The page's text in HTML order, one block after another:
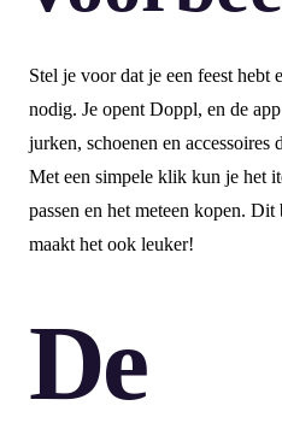
Stel je voor dat je een feest hebt
nodig. Je opent Doppl, en de
jurken, schoenen en accessoires
Met een simpele klik kun je het
passen en het meteen kopen.
maakt het ook leuker!
De